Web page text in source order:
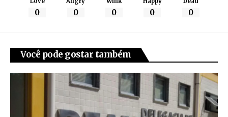
0 0 0 0 0
Você pode gostar também